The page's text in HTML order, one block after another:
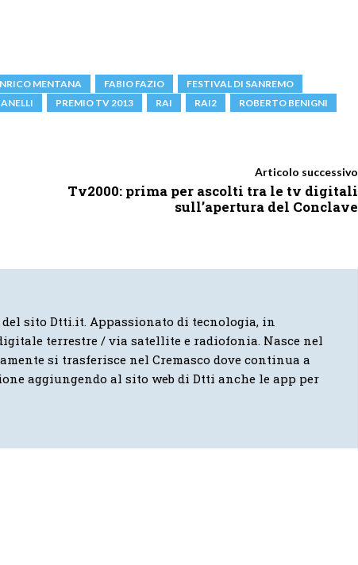
MENTANA FABIO FAZIO
FESTIVAL DI SANREMO
PREMIO TV 2013 RAI RAI2 ROBERTO BENIGNI
Articolo successivo
Tv2000: prima per ascolti tra le tv digitali
sull’apertura del Conclave
sito Dtti.it. Appassionato di tecnologia, in
terrestre / via satellite e radiofonia. Nasce nel
si trasferisce nel Cremasco dove continua a
aggiungendo al sito web di Dtti anche le app per